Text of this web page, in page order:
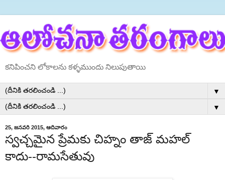
కనిపించని లోకాలను కళ్ళముందు నిలుపుతాయి
▼
▼
25, జనవరి 2015, ఆదివారం
స్వచ్చమైన ప్రేమకు చిహ్నం తాజ్ మహల్
కాదు--రామసేతువు